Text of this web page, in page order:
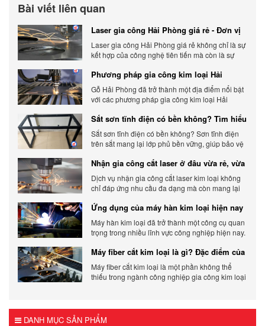
Bài viết liên quan
Laser gia công Hải Phòng giá rẻ - Đơn vị
gia công báo giá chính xác
Laser gia công Hải Phòng giá rẻ không chỉ là sự
kết hợp của công nghệ tiên tiến mà còn là sự
khách hàng. Xem ngay nhé.
Phương pháp gia công kim loại Hải
Phòng phổ biến hiện nay
Gỗ Hải Phòng đã trở thành một địa điểm nổi bật
với các phương pháp gia công kim loại Hải
Sắt sơn tĩnh điện có bền không? Tìm hiểu
chi tiết
Sắt sơn tĩnh điện có bền không? Sơn tĩnh điện
trên sắt mang lại lớp phủ bền vững, giúp bảo vệ
động bên ngoài.
Nhận gia công cắt laser ở đâu vừa rẻ, vừa
chất lượng
Dịch vụ nhận gia công cắt laser kim loại không
chỉ đáp ứng nhu cầu đa dạng mà còn mang lại
Ứng dụng của máy hàn kim loại hiện nay
Máy hàn kim loại đã trở thành một công cụ quan
trọng trong nhiều lĩnh vực công nghiệp hiện nay.
Máy fiber cắt kim loại là gì? Đặc điểm của
máy fiber
Máy fiber cắt kim loại là một phần không thể
thiếu trong ngành công nghiệp gia công kim loại
DANH MỤC SẢN PHẨM